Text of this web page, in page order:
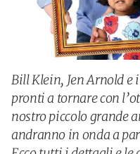
Bill Klein, Jen Arnold e
pronti a tornare con
nostro piccolo grande
andranno in onda a